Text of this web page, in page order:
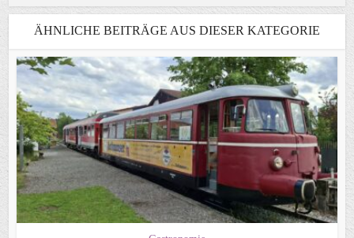
ÄHNLICHE BEITRÄGE AUS DIESER KATEGORIE